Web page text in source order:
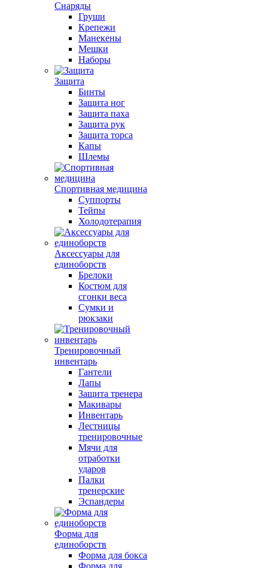
Снаряды
Груши
Крепежи
Манекены
Мешки
Наборы
Защита
Бинты
Защита ног
Защита паха
Защита рук
Защита торса
Капы
Шлемы
Спортивная медицина
Суппорты
Тейпы
Холодотерапия
Аксессуары для
единоборств
Брелоки
Костюм для
сгонки веса
Сумки и
рюкзаки
Тренировочный
инвентарь
Гантели
Лапы
Защита тренера
Макивары
Инвентарь
Лестницы
тренировочные
Мячи для
отработки
ударов
Палки
тренерские
Эспандеры
Форма для
единоборств
Форма для бокса
Форма для